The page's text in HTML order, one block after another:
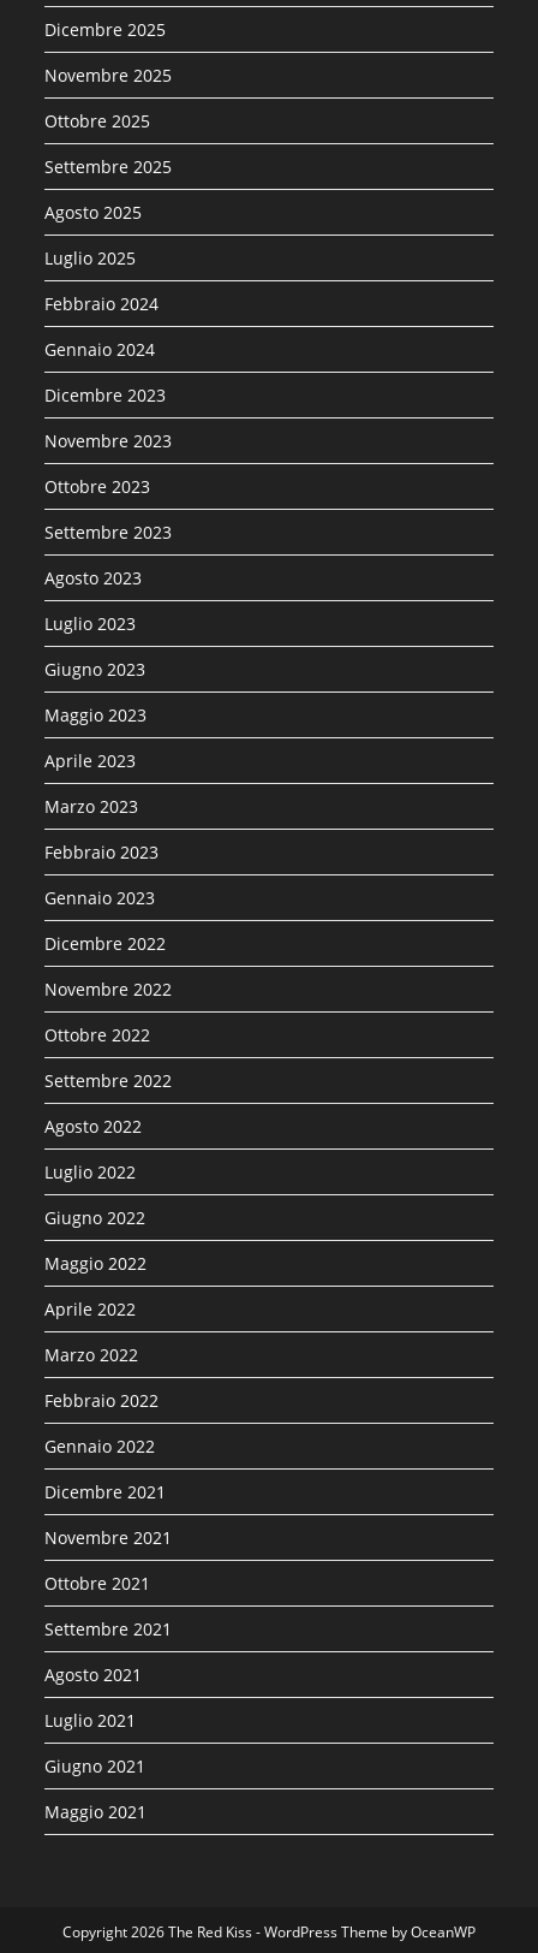
Dicembre 2025
Novembre 2025
Ottobre 2025
Settembre 2025
Agosto 2025
Luglio 2025
Febbraio 2024
Gennaio 2024
Dicembre 2023
Novembre 2023
Ottobre 2023
Settembre 2023
Agosto 2023
Luglio 2023
Giugno 2023
Maggio 2023
Aprile 2023
Marzo 2023
Febbraio 2023
Gennaio 2023
Dicembre 2022
Novembre 2022
Ottobre 2022
Settembre 2022
Agosto 2022
Luglio 2022
Giugno 2022
Maggio 2022
Aprile 2022
Marzo 2022
Febbraio 2022
Gennaio 2022
Dicembre 2021
Novembre 2021
Ottobre 2021
Settembre 2021
Agosto 2021
Luglio 2021
Giugno 2021
Maggio 2021
Copyright 2026 The Red Kiss - WordPress Theme by OceanWP